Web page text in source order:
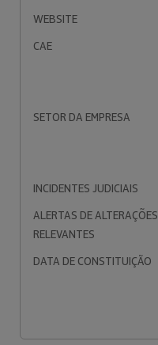
WEBSITE
CAE
SETOR DA EMPRESA
INCIDENTES JUDICIAIS
ALERTAS DE ALTERAÇÕES
RELEVANTES
DATA DE CONSTITUIÇÃO